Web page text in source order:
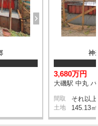
神
3,680万円
大磯駅 中丸
間取 それ以上
土地 145.13㎡